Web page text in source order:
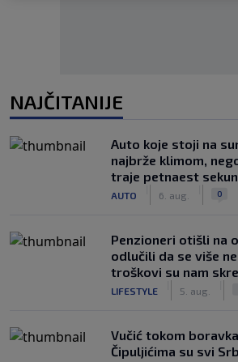
NAJČITANIJE
Auto koje stoji na
najbrže klimom,
traje petnaest
AUTO 6. aug. 0
Penzioneri otišli na
odlučili da se više
troškovi su nam
LIFESTYLE 5. aug.
Vučić tokom boravka
Čipuljićima su svi